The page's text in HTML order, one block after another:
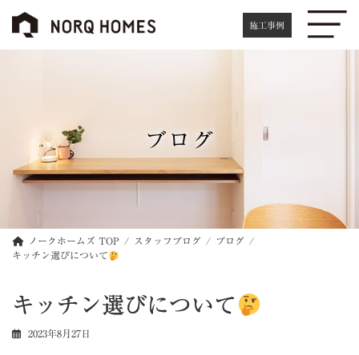
施工事例
ブログ
ノークホームズ TOP スタッフブログ
ブログ
キッチン選びについて
キッチン選びについて
2023年8月27日